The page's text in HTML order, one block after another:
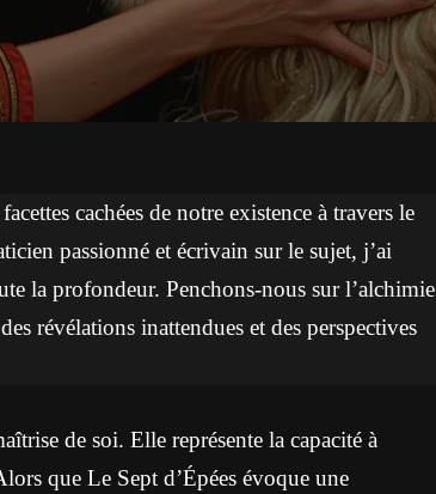
cachées de notre existence à travers le
passionné et écrivain sur le sujet, j’ai
la profondeur. Penchons-nous sur l’alchimie
révélations inattendues et des perspectives
de soi. Elle représente la capacité à
que Le Sept d’Épées évoque une